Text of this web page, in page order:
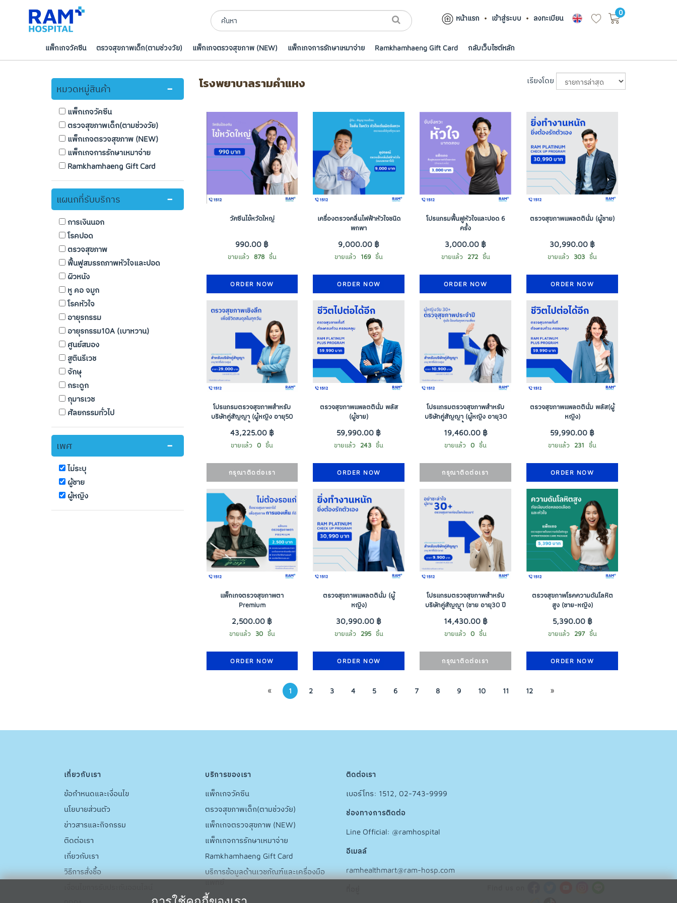
หน้าแรก เข้าสู่ระบบ ลงทะเบียน 0
แพ็กเกจวัคซีน ตรวจสุขภาพเด็ก(ตามช่วงวัย) แพ็กเกจตรวจสุขภาพ (NEW) แพ็กเกจการรักษาเหมาจ่าย Ramkhamhaeng Gift Card
กลับเว็บไซต์หลัก
สินค้าทั้งหมด
หมวดหมู่สินค้า
แพ็กเกจวัคซีน
ตรวจสุขภาพเด็ก(ตามช่วงวัย)
แพ็กเกจตรวจสุขภาพ (NEW)
แพ็กเกจการรักษาเหมาจ่าย
Ramkhamhaeng Gift Card
แผนกที่รับบริการ
การเงินนอก
โรคปอด
ตรวจสุขภาพ
ฟื้นฟูสมรรถภาพหัวใจและปอด
ผิวหนัง
หู คอ จมูก
โรคหัวใจ
อายุรกรรม
อายุรกรรม10A (เบาหวาน)
ศูนย์สมอง
สูตินรีเวช
จักษุ
กระดูก
กุมารเวช
ศัลยกรรมทั่วไป
เพศ
ไม่ระบุ
ผู้ชาย
ผู้หญิง
โรงพยาบาลรามคำแหง เรียงโดย
วัคซีนไข้หวัดใหญ่
990.00 ฿
ขายแล้ว 878 ชิ้น
ORDER NOW
เครื่องตรวจคลื่นไฟฟ้าหัวใจชนิด
พกพา
9,000.00 ฿
ขายแล้ว 169 ชิ้น
ORDER NOW
โปรแกรมฟื้นฟูหัวใจและปอด 6
ครั้ง
3,000.00 ฿
ขายแล้ว 272 ชิ้น
ORDER NOW
ตรวจสุขภาพแพลตตินั่ม (ผู้ชาย)
30,990.00 ฿
ขายแล้ว 303 ชิ้น
ORDER NOW
โปรแกรมตรวจสุขภาพสำหรับ
บริษัทคู่สัญญา (ผู้หญิง อายุ50
43,225.00 ฿
ขายแล้ว 0 ชิ้น
กรุณาติดต่อเรา
ตรวจสุขภาพแพลตตินั่ม พลัส
(ผู้ชาย)
59,990.00 ฿
ขายแล้ว 243 ชิ้น
ORDER NOW
โปรแกรมตรวจสุขภาพสำหรับ
บริษัทคู่สัญญา (ผู้หญิง อายุ30
19,460.00 ฿
ขายแล้ว 0 ชิ้น
กรุณาติดต่อเรา
ตรวจสุขภาพแพลตตินั่ม พลัส(ผู้
หญิง)
59,990.00 ฿
ขายแล้ว 231 ชิ้น
ORDER NOW
แพ็กเกจตรวจสุขภาพตา
Premium
2,500.00 ฿
ขายแล้ว 30 ชิ้น
ORDER NOW
ตรวจสุขภาพแพลตตินั่ม (ผู้
หญิง)
30,990.00 ฿
ขายแล้ว 295 ชิ้น
ORDER NOW
โปรแกรมตรวจสุขภาพสำหรับ
บริษัทคู่สัญญา (ชาย อายุ30 ปี
14,430.00 ฿
ขายแล้ว 0 ชิ้น
กรุณาติดต่อเรา
ตรวจสุขภาพโรคความดันโลหิต
สูง (ชาย-หญิง)
5,390.00 ฿
ขายแล้ว 297 ชิ้น
ORDER NOW
« 1 2 3 4 5 6 7 8 9 10 11 12 »
เกี่ยวกับเรา
ข้อกำหนดและเงื่อนไข
นโยบายส่วนตัว
ข่าวสารและกิจกรรม
ติดต่อเรา
เกี่ยวกับเรา
วิธีการสั่งชื้อ
บริการของเรา
แพ็กเกจวัคซีน
ตรวจสุขภาพเด็ก(ตามช่วงวัย)
แพ็กเกจตรวจสุขภาพ (NEW)
แพ็กเกจการรักษาเหมาจ่าย
Ramkhamhaeng Gift Card
บริการข้อมูลด้านเวชภัณฑ์และเครื่องมือ
แพทย์
ติดต่อเรา
เบอร์โทร: 1512, 02-743-9999
ช่องทางการติดต่อ
Line Official: @ramhospital
อีเมลล์
ramhealthmart@ram-hosp.com